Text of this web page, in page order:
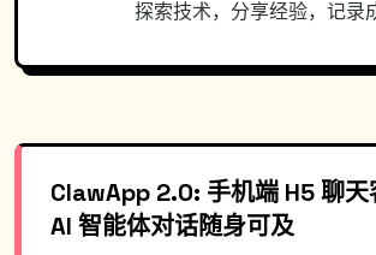
探索技术，分享经验，记录
ClawApp 2.0: 手机端 H5 聊天
AI 智能体对话随身可及